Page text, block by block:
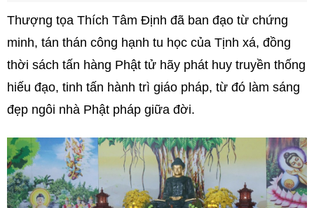
Thượng tọa Thích Tâm Định đã ban đạo từ chứng
minh, tán thán công hạnh tu học của Tịnh xá, đồng
thời sách tấn hàng Phật tử hãy phát huy truyền thống
hiếu đạo, tinh tấn hành trì giáo pháp, từ đó làm sáng
đẹp ngôi nhà Phật pháp giữa đời.